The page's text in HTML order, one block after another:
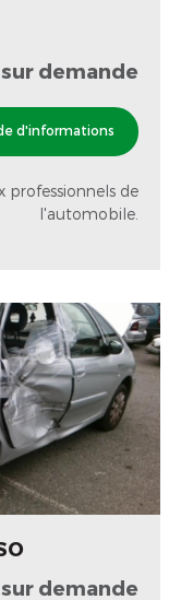
demande
d'informations
professionnels de
l'automobile.
demande